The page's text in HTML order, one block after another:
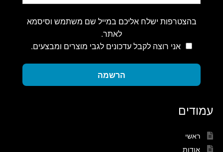
בהצטרפות ישלח אליכם במייל שם משתמש וסיסמא
לאתר.
אני רוצה לקבל עדכונים לגבי מוצרים ומבצעים.
הרשמה
עמודים
ראשי
אודות